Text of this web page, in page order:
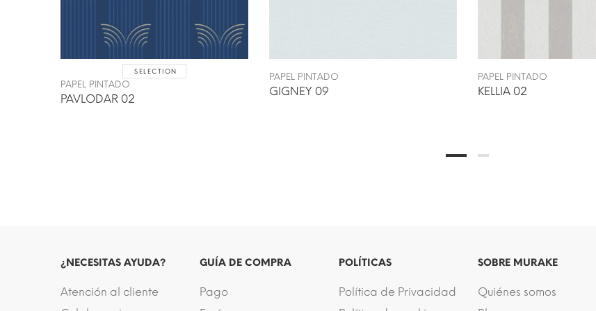
SELECTION
PAPEL PINTADO
PAVLODAR 02
PAPEL PINTADO
GIGNEY 09
PAPEL PINTADO
KELLIA 02
¿NECESITAS AYUDA?
Atención al cliente
GUÍA DE COMPRA
Pago
POLÍTICAS
Política de Privacidad
SOBRE MURAKE
Quiénes somos